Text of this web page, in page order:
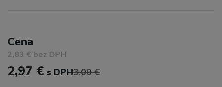
Cena
2,83 € bez DPH
2,97 € s DPH3,00 €